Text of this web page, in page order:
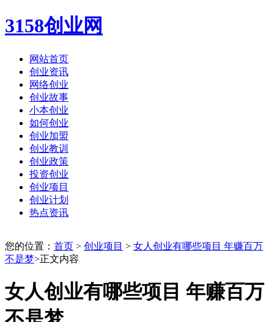
3158创业网
网站首页
创业资讯
网络创业
创业故事
小本创业
如何创业
创业加盟
创业教训
创业政策
投资创业
创业项目
创业计划
热点资讯
您的位置： 首页 > 创业项目 > 女人创业有哪些项目 年赚百万
不是梦>正文内容
女人创业有哪些项目 年赚百万